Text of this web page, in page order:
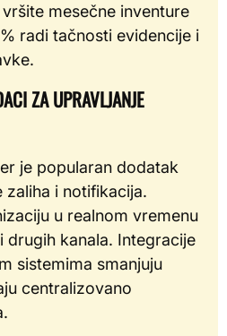
mesečne inventure
radi tačnosti evidencije i
ZA UPRAVLJANJE
je popularan dodatak
zaliha i notifikacija.
u realnom vremenu
drugih kanala. Integracije
sistemima smanjuju
centralizovano